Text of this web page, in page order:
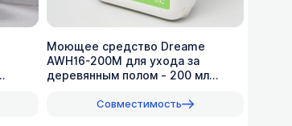
Моющее средство Dreame
AWH16-200M для ухода за
деревянным полом - 200 мл
Совместимость